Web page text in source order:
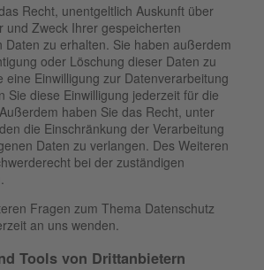
Recht, unentgeltlich Auskunft über
und Zweck Ihrer gespeicherten
Daten zu erhalten. Sie haben außerdem
oder Löschung dieser Daten zu
eine Einwilligung zur Datenverarbeitung
Sie diese Einwilligung jederzeit für die
haben Sie das Recht, unter
die Einschränkung der Verarbeitung
Daten zu verlangen. Des Weiteren
bei der zuständigen
Fragen zum Thema Datenschutz
an uns wenden.
Tools von Dritt­anbietern